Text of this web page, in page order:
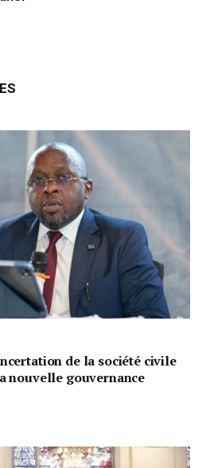
de la société civile
nouvelle gouvernance